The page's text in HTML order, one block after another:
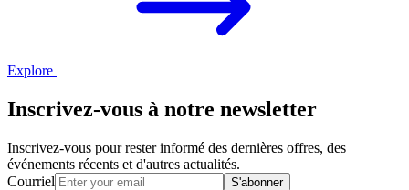
Explore
Inscrivez-vous à notre newsletter
Inscrivez-vous pour rester informé des dernières offres, des
événements récents et d'autres actualités.
Courriel
S'abonner